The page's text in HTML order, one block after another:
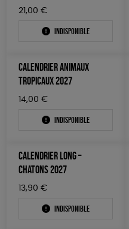
21,00 €
Indisponible
CALENDRIER ANIMAUX
TROPICAUX 2027
14,00 €
Indisponible
CALENDRIER LONG –
CHATONS 2027
13,90 €
Indisponible